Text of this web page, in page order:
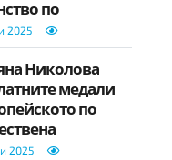
по
2025
Николова
медали
по
в Талин
2025